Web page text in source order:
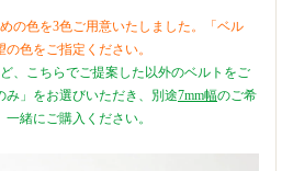
の色を3色ご用意いたしました。「ベル
色をご指定ください。
、こちらでご提案した以外のベルトをご
」をお選びいただき、別途7mm幅のご希
緒にご購入ください。